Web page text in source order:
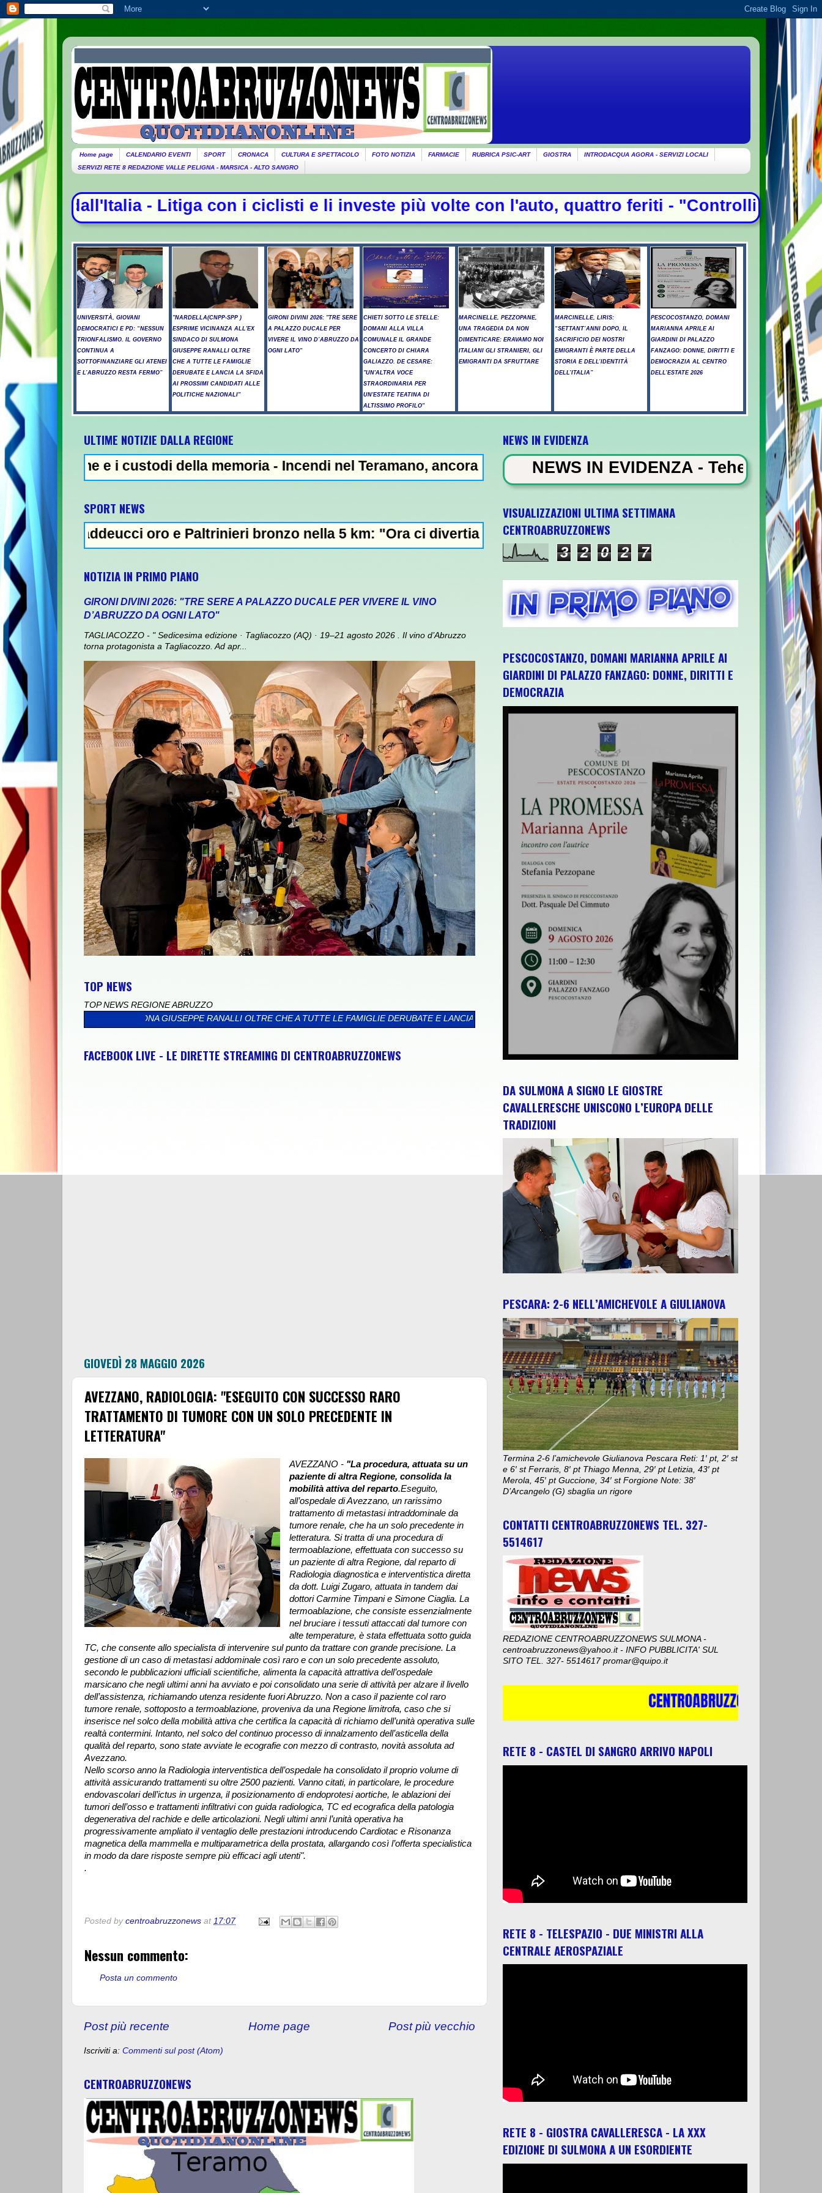
Home page CALENDARIO EVENTI SPORT CRONACA CULTURA E SPETTACOLO FOTO NOTIZIA FARMACIE RUBRICA PSIC-ART GIOSTRA
INTRODACQUA AGORA - SERVIZI LOCALI
SERVIZI RETE 8 REDAZIONE VALLE PELIGNA - MARSICA - ALTO SANGRO
con i ciclisti e li investe più volte con l'auto, quattro feriti - "Controlli alle frontiere con
UNIVERSITÀ, GIOVANI
DEMOCRATICI E PD: “NESSUN
TRIONFALISMO. IL GOVERNO
CONTINUA A
SOTTOFINANZIARE GLI ATENEI
E L’ABRUZZO RESTA FERMO”
"NARDELLA(CNPP-SPP )
ESPRIME VICINANZA ALL'EX
SINDACO DI SULMONA
GIUSEPPE RANALLI OLTRE
CHE A TUTTE LE FAMIGLIE
DERUBATE E LANCIA LA SFIDA
AI PROSSIMI CANDIDATI ALLE
POLITICHE NAZIONALI"
GIRONI DIVINI 2026: "TRE SERE
A PALAZZO DUCALE PER
VIVERE IL VINO D’ABRUZZO DA
OGNI LATO"
CHIETI SOTTO LE STELLE:
DOMANI ALLA VILLA
COMUNALE IL GRANDE
CONCERTO DI CHIARA
GALIAZZO. DE CESARE:
"UN'ALTRA VOCE
STRAORDINARIA PER
UN'ESTATE TEATINA DI
ALTISSIMO PROFILO"
MARCINELLE, PEZZOPANE,
UNA TRAGEDIA DA NON
DIMENTICARE: ERAVAMO NOI
ITALIANI GLI STRANIERI, GLI
EMIGRANTI DA SFRUTTARE
MARCINELLE, LIRIS:
“SETTANT’ANNI DOPO, IL
SACRIFICIO DEI NOSTRI
EMIGRANTI È PARTE DELLA
STORIA E DELL’IDENTITÀ
DELL’ITALIA”
PESCOCOSTANZO, DOMANI
MARIANNA APRILE AI
GIARDINI DI PALAZZO
FANZAGO: DONNE, DIRITTI E
DEMOCRAZIA AL CENTRO
DELL’ESTATE 2026
ULTIME NOTIZIE DALLA REGIONE
i custodi della memoria - Incendi nel Teramano, ancora elicotteri in azione -
SPORT NEWS
oro e Paltrinieri bronzo nella 5 km: "Ora ci divertiamo in staffetta"- L'Italia U21 il 5 ottobre a Pescara l'ultima gara
NOTIZIA IN PRIMO PIANO
GIRONI DIVINI 2026: "TRE SERE A PALAZZO DUCALE PER VIVERE IL VINO
D’ABRUZZO DA OGNI LATO"
TAGLIACOZZO - " Sedicesima edizione · Tagliacozzo (AQ) · 19–21 agosto 2026 . Il vino d’Abruzzo
torna protagonista a Tagliacozzo. Ad apr...
TOP NEWS
TOP NEWS REGIONE ABRUZZO
SULMONA GIUSEPPE RANALLI OLTRE CHE A TUTTE LE FAMIGLIE DERUBATE E LANCIA LA SFIDA AI PROSSIMI CANDIDATI ALLE POLITICHE NAZIONALI"
GIRONI DIVINI 2026: "TRE SERE A
FACEBOOK LIVE - LE DIRETTE STREAMING DI CENTROABRUZZONEWS
GIOVEDÌ 28 MAGGIO 2026
AVEZZANO, RADIOLOGIA: "ESEGUITO CON SUCCESSO RARO
TRATTAMENTO DI TUMORE CON UN SOLO PRECEDENTE IN
LETTERATURA"
AVEZZANO - "La procedura, attuata su un
paziente di altra Regione, consolida la
mobilità attiva del reparto.Eseguito,
all’ospedale di Avezzano, un rarissimo
trattamento di metastasi intraddominale da
tumore renale, che ha un solo precedente in
letteratura. Si tratta di una procedura di
termoablazione, effettuata con successo su
un paziente di altra Regione, dal reparto di
Radiologia diagnostica e interventistica diretta
da dott. Luigi Zugaro, attuata in tandem dai
dottori Carmine Timpani e Simone Ciaglia. La
termoablazione, che consiste essenzialmente
nel bruciare i tessuti attaccati dal tumore con
alte temperature, è stata effettuata sotto guida
TC, che consente allo specialista di intervenire sul punto da trattare con grande precisione. La
gestione di un caso di metastasi addominale così raro e con un solo precedente assoluto,
secondo le pubblicazioni ufficiali scientifiche, alimenta la capacità attrattiva dell’ospedale
marsicano che negli ultimi anni ha avviato e poi consolidato una serie di attività per alzare il livello
dell’assistenza, richiamando utenza residente fuori Abruzzo. Non a caso il paziente col raro
tumore renale, sottoposto a termoablazione, proveniva da una Regione limitrofa, caso che si
inserisce nel solco della mobilità attiva che certifica la capacità di richiamo dell’unità operativa sulle
realtà contermini. Intanto, nel solco del continuo processo di innalzamento dell’asticella della
qualità del reparto, sono state avviate le ecografie con mezzo di contrasto, novità assoluta ad
Avezzano.
Nello scorso anno la Radiologia interventistica dell’ospedale ha consolidato il proprio volume di
attività assicurando trattamenti su oltre 2500 pazienti. Vanno citati, in particolare, le procedure
endovascolari dell’ictus in urgenza, il posizionamento di endoprotesi aortiche, le ablazioni dei
tumori dell’osso e trattamenti infiltrativi con guida radiologica, TC ed ecografica della patologia
degenerativa del rachide e delle articolazioni. Negli ultimi anni l’unità operativa ha
progressivamente ampliato il ventaglio delle prestazioni introducendo Cardiotac e Risonanza
magnetica della mammella e multiparametrica della prostata, allargando così l’offerta specialistica
in modo da dare risposte sempre più efficaci agli utenti".
.
Posted by centroabruzzonews at 17:07
Nessun commento:
Posta un commento
Post più recente Post più vecchio
Home page
Iscriviti a: Commenti sul post (Atom)
CENTROABRUZZONEWS
NEWS IN EVIDENZA
NEWS IN EVIDENZA - Teheran: "Se Usa non
VISUALIZZAZIONI ULTIMA SETTIMANA
CENTROABRUZZONEWS
3 2 0 2 7
PESCOCOSTANZO, DOMANI MARIANNA APRILE AI
GIARDINI DI PALAZZO FANZAGO: DONNE, DIRITTI E
DEMOCRAZIA
DA SULMONA A SIGNO LE GIOSTRE
CAVALLERESCHE UNISCONO L’EUROPA DELLE
TRADIZIONI
PESCARA: 2-6 NELL’AMICHEVOLE A GIULIANOVA
Termina 2-6 l’amichevole Giulianova Pescara Reti: 1′ pt, 2′ st
e 6′ st Ferraris, 8′ pt Thiago Menna, 29′ pt Letizia, 43′ pt
Merola, 45′ pt Guccione, 34′ st Forgione Note: 38′
D’Arcangelo (G) sbaglia un rigore
CONTATTI CENTROABRUZZONEWS TEL. 327-
5514617
REDAZIONE CENTROABRUZZONEWS SULMONA -
centroabruzzonews@yahoo.it - INFO PUBBLICITA' SUL
SITO TEL. 327- 5514617 promar@quipo.it
RETE 8 - CASTEL DI SANGRO ARRIVO NAPOLI
RETE 8 - TELESPAZIO - DUE MINISTRI ALLA
CENTRALE AEROSPAZIALE
RETE 8 - GIOSTRA CAVALLERESCA - LA XXX
EDIZIONE DI SULMONA A UN ESORDIENTE